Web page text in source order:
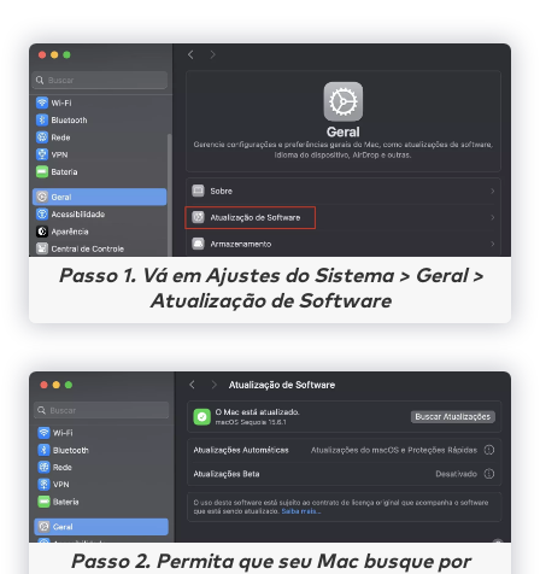
Passo 1. Vá em Ajustes do Sistema > Geral >
Atualização de Software
Passo 2. Permita que seu Mac busque por